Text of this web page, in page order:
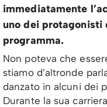
immediatamente
uno dei protagonisti
programma.
Non poteva che
stiamo d’altronde
danzato in alcuni dei
Durante la sua